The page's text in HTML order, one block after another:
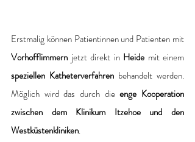
Vorhofflimmern jetzt direkt in Heide mit einem
speziellen Katheterverfahren behandelt werden.
Möglich wird das durch die enge Kooperation
zwischen dem Klinikum Itzehoe und den
Westküstenkliniken.